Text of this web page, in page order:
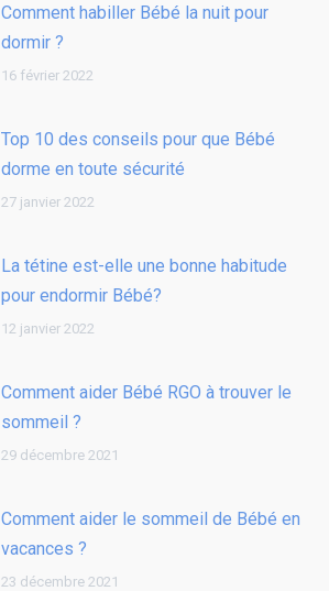
Comment habiller Bébé la nuit pour
dormir ?
16 février 2022
Top 10 des conseils pour que Bébé
dorme en toute sécurité
27 janvier 2022
La tétine est-elle une bonne habitude
pour endormir Bébé?
12 janvier 2022
Comment aider Bébé RGO à trouver le
sommeil ?
29 décembre 2021
Comment aider le sommeil de Bébé en
vacances ?
23 décembre 2021